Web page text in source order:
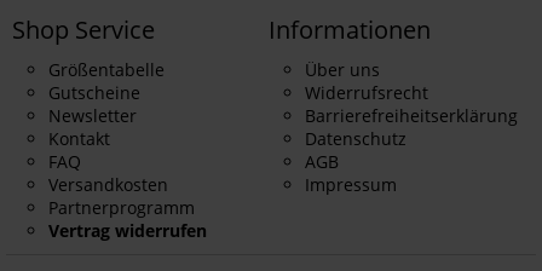
Shop Service
Größentabelle
Gutscheine
Newsletter
Kontakt
FAQ
Versandkosten
Partnerprogramm
Vertrag widerrufen
Informationen
Über uns
Widerrufsrecht
Barrierefreiheitserklärung
Datenschutz
AGB
Impressum